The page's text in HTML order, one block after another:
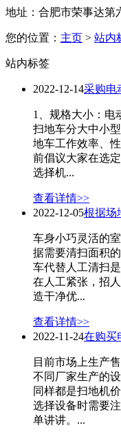
地址：合肥市荣事达第
您的位置： 主页 > 站内
站内标签
2022-12-14采购电
1、规格大小：电
扫地车分大中小
地车工作效率、
前倡议大家在选
选择机...
查看详情>>
2022-12-05根据场
车身小巧灵活的
据需要清扫面积
车代替人工清扫
在人工紧张，招
造干净优...
查看详情>>
2022-11-24在购买
目前市场上生产
不同厂家生产的
同样都是扫地机
选择设备时需要
单讲讲。...